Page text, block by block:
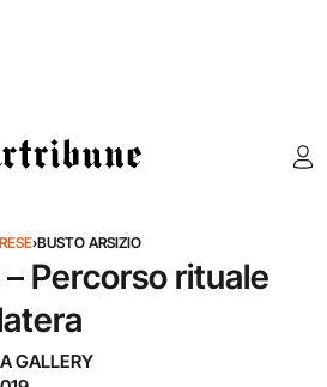
›BUSTO ARSIZIO
Percorso rituale
GALLERY